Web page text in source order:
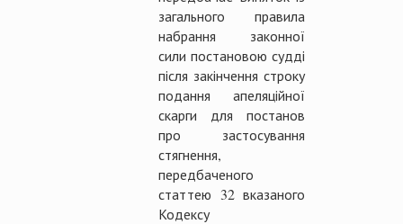
загального правила
набрання законної
сили постановою судді
після закінчення строку
подання апеляційної
скарги для постанов
про застосування
стягнення,
передбаченого
статтею 32 вказаного
Кодексу